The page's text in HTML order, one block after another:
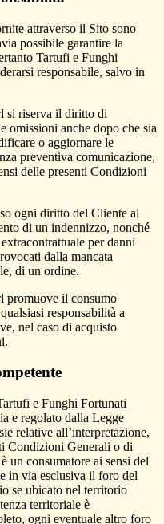
attraverso il Sito sono
possibile garantire la
Tartufi e Funghi
responsabile, salvo in
si riserva il diritto di
omissioni anche dopo che sia
o aggiornare le
preventiva comunicazione,
delle presenti Condizioni
ogni diritto del Cliente al
di un indennizzo, nonché
per danni
dalla mancata
di un ordine.
promuove il consumo
responsabilità a
nel caso di acquisto
e Funghi Fortunati
e regolato dalla Legge
relative all’interpretazione,
Condizioni Generali o di
un consumatore ai sensi del
in via esclusiva il foro del
se ubicato nel territorio
territoriale è
ogni eventuale altro foro